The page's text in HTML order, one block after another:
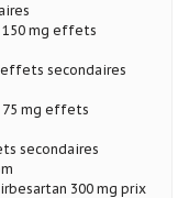
150 mg effets
secondaires
75 mg effets
secondaires
300 mg prix